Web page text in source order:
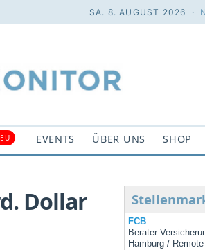
SA. 8. AUGUST 2026 ·
EVENTS ÜBER UNS SHOP
Dollar
FCB
Berater
Hamburg /